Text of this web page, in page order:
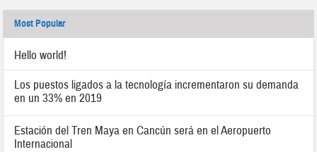
Most Popular
Hello world!
Los puestos ligados a la tecnología incrementaron su demanda
en un 33% en 2019
Estación del Tren Maya en Cancún será en el Aeropuerto
Internacional